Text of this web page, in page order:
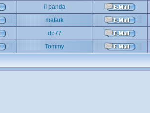
il panda
mafark
dp77
Tommy